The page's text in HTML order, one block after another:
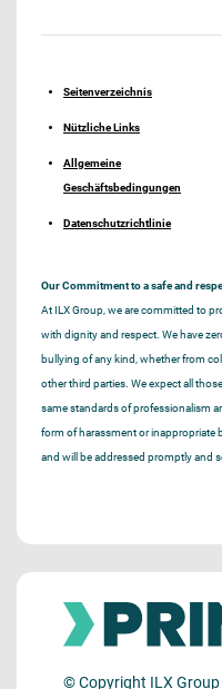
Seitenverzeichnis
Nützliche Links
Allgemeine
Geschäftsbedingungen
Datenschutzrichtlinie
Our Commitment to a safe and
At ILX Group, we are committed to
with dignity and respect. We have
bullying of any kind, whether from
other third parties. We expect all
same standards of professionalism
form of harassment or inappropriate
and will be addressed promptly and
© Copyright ILX